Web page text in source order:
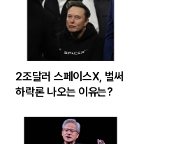
2조달러 스페이스X, 벌써
하락론 나오는 이유는?